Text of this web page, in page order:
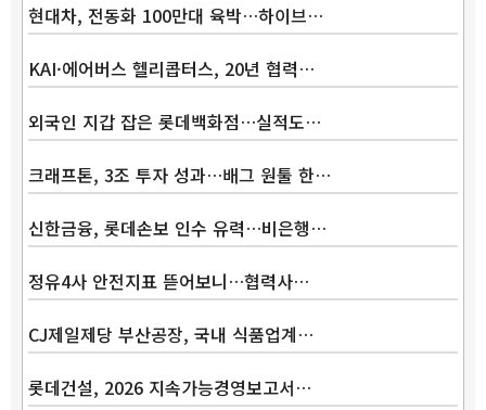
현대차, 전동화 100만대 육박…하이브…
KAI·에어버스 헬리콥터스, 20년 협력…
외국인 지갑 잡은 롯데백화점…실적도…
크래프톤, 3조 투자 성과…배그 원툴 한…
신한금융, 롯데손보 인수 유력…비은행…
정유4사 안전지표 뜯어보니…협력사…
CJ제일제당 부산공장, 국내 식품업계…
롯데건설, 2026 지속가능경영보고서…